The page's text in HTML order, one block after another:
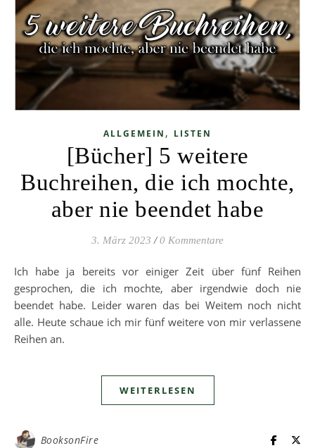
ALLGEMEIN , LISTEN
[Bücher] 5 weitere
Buchreihen, die ich mochte,
aber nie beendet habe
3. März 2023 / 0 Kommentare
Ich habe ja bereits vor einiger Zeit über fünf Reihen
gesprochen, die ich mochte, aber irgendwie doch nie
beendet habe. Leider waren das bei Weitem noch nicht
alle. Heute schaue ich mir fünf weitere von mir verlassene
Reihen an.
WEITERLESEN
BooksonFire